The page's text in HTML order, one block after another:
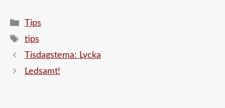
Kategorier
Tips
Etiketter
tips
Tisdagstema: Lycka
Ledsamt!